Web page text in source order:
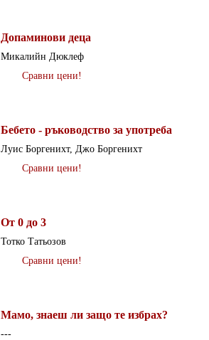
Допаминови деца
Микалийн Дюклеф
Сравни цени!
Бебето - ръководство за употреба
Луис Боргенихт, Джо Боргенихт
Сравни цени!
От 0 до 3
Тотко Татьозов
Сравни цени!
Мамо, знаеш ли защо те избрах?
---